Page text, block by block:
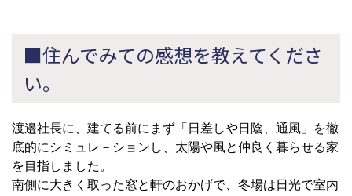
■住んでみての感想を教えてくださ
い。
渡邉社長に、建てる前にまず「日差しや日陰、通風」を徹
底的にシミュレ－ションし、太陽や風と仲良く暮らせる家
を目指しました。
南側に大きく取った窓と軒のおかげで、冬場は日光で室内